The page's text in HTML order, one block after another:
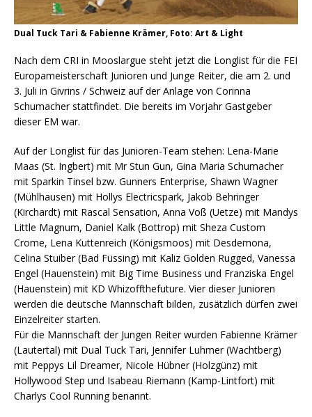
Dual Tuck Tari & Fabienne Krämer, Foto: Art & Light
Nach dem CRI in Mooslargue steht jetzt die Longlist für die FEI
Europameisterschaft Junioren und Junge Reiter, die am 2. und
3. Juli in Givrins / Schweiz auf der Anlage von Corinna
Schumacher stattfindet. Die bereits im Vorjahr Gastgeber
dieser EM war.
Auf der Longlist für das Junioren-Team stehen: Lena-Marie
Maas (St. Ingbert) mit Mr Stun Gun, Gina Maria Schumacher
mit Sparkin Tinsel bzw. Gunners Enterprise, Shawn Wagner
(Mühlhausen) mit Hollys Electricspark, Jakob Behringer
(Kirchardt) mit Rascal Sensation, Anna Voß (Uetze) mit Mandys
Little Magnum, Daniel Kalk (Bottrop) mit Sheza Custom
Crome, Lena Kuttenreich (Königsmoos) mit Desdemona,
Celina Stuiber (Bad Füssing) mit Kaliz Golden Rugged, Vanessa
Engel (Hauenstein) mit Big Time Business und Franziska Engel
(Hauenstein) mit KD Whizoffthefuture. Vier dieser Junioren
werden die deutsche Mannschaft bilden, zusätzlich dürfen zwei
Einzelreiter starten.
Für die Mannschaft der Jungen Reiter wurden Fabienne Krämer
(Lautertal) mit Dual Tuck Tari, Jennifer Luhmer (Wachtberg)
mit Peppys Lil Dreamer, Nicole Hübner (Holzgünz) mit
Hollywood Step und Isabeau Riemann (Kamp-Lintfort) mit
Charlys Cool Running benannt.